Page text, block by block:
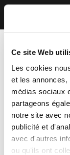
Ce site Web
Les cookies
et les
médias sociaux
partageons
notre site avec
publicité et
avec d'autres
ou qu'ils ont